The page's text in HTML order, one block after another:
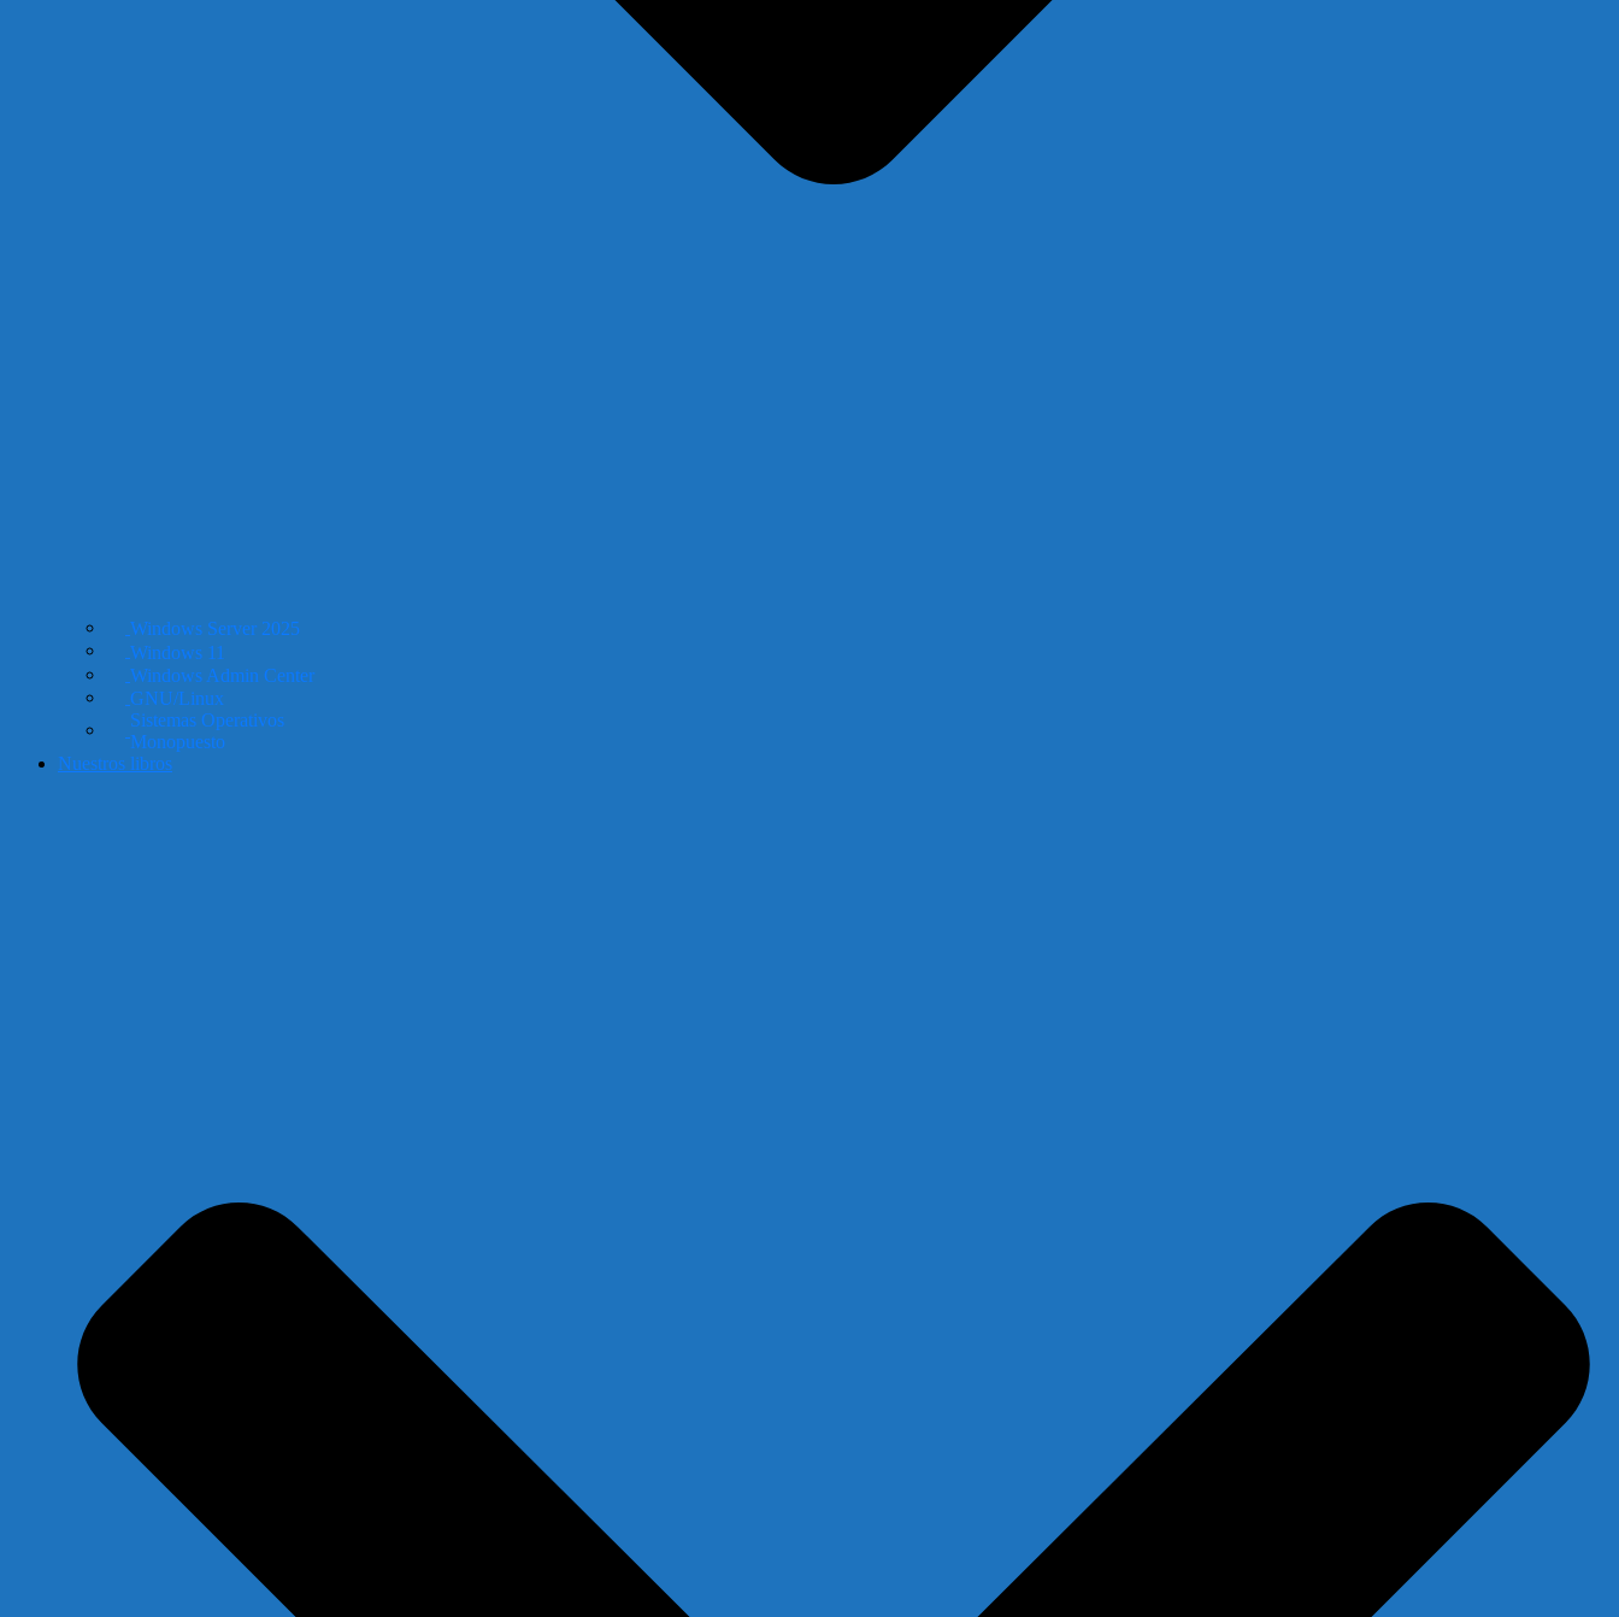
Windows Server 2025
Windows 11
Windows Admin Center
GNU/Linux
Sistemas Operativos
Monopuesto
Nuestros libros